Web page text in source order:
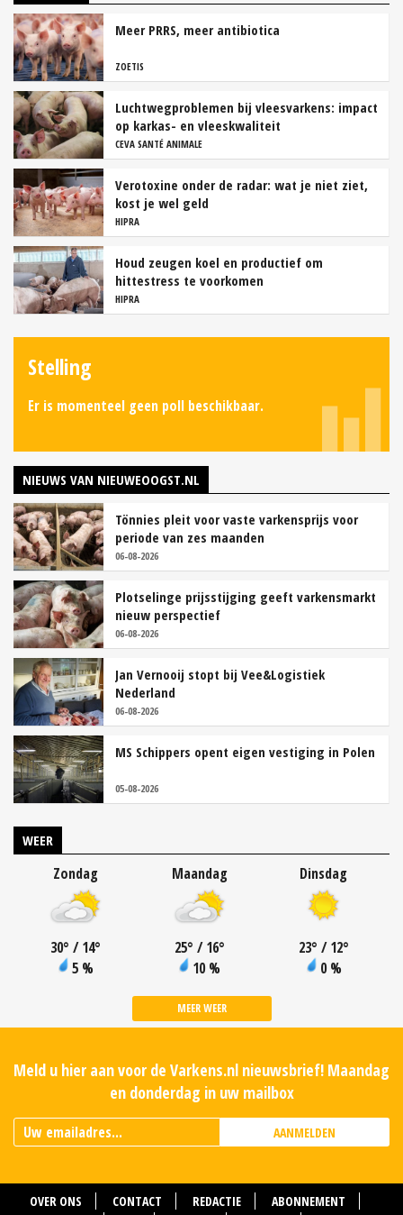
Meer PRRS, meer antibiotica
ZOETIS
Luchtwegproblemen bij vleesvarkens: impact
op karkas- en vleeskwaliteit
CEVA SANTÉ ANIMALE
Verotoxine onder de radar: wat je niet ziet,
kost je wel geld
HIPRA
Houd zeugen koel en productief om
hittestress te voorkomen
HIPRA
Stelling
Er is momenteel geen poll beschikbaar.
NIEUWS VAN NIEUWEOOGST.NL
Tönnies pleit voor vaste varkensprijs voor
periode van zes maanden
06-08-2026
Plotselinge prijsstijging geeft varkensmarkt
nieuw perspectief
06-08-2026
Jan Vernooij stopt bij Vee&Logistiek
Nederland
06-08-2026
MS Schippers opent eigen vestiging in Polen
05-08-2026
WEER
Zondag
30° / 14°
5 %
Maandag
25° / 16°
10 %
Dinsdag
23° / 12°
0 %
MEER WEER
Meld u hier aan voor de Varkens.nl nieuwsbrief! Maandag
en donderdag in uw mailbox
AANMELDEN
OVER ONS CONTACT REDACTIE
ABONNEMENT